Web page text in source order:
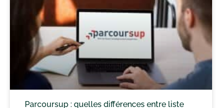
Parcoursup : quelles différences entre liste